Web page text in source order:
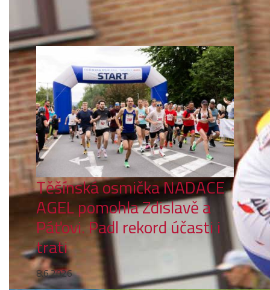
Těšínská osmička NADACE
AGEL pomohla Zdislavě a
Páťovi. Padl rekord účasti i
trati
8.6.2026